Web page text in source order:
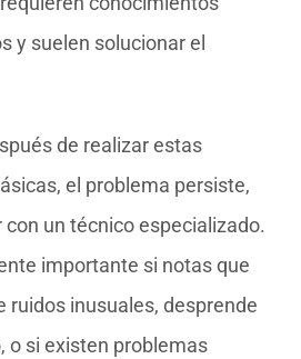
y suelen solucionar el
de realizar estas
el problema persiste,
un técnico especializado.
importante si notas que
ruidos inusuales, desprende
o si existen problemas